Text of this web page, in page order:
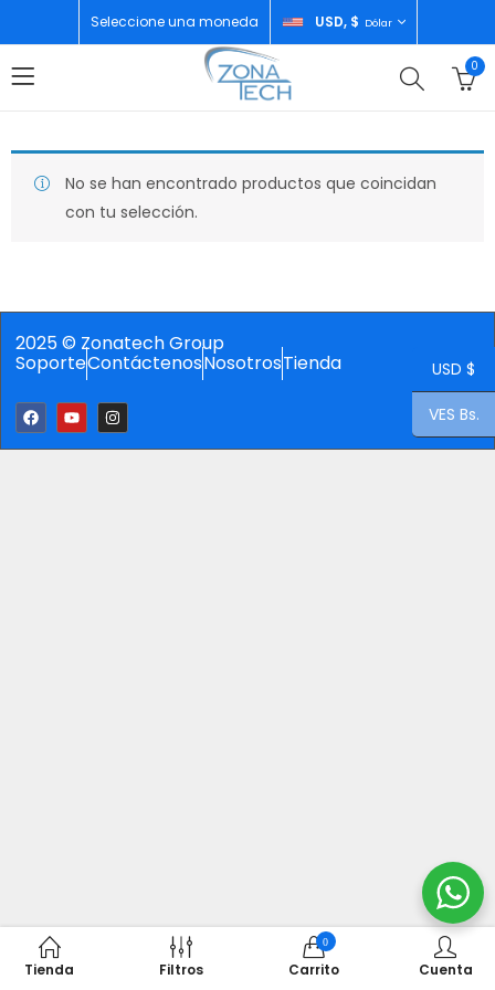
Seleccione una moneda USD, $ Dólar
0
No se han encontrado productos que coincidan
con tu selección.
2025 © Zonatech Group
SoporteContáctenosNosotrosTienda
Tienda Filtros
0
Carrito Cuenta
USD $
VES Bs.